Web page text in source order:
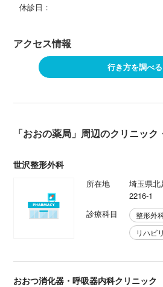
休診日：
アクセス情報
行き方を調べる
「おおの薬局」周辺のクリニック
世沢整形外科
所在地
埼玉県北
2216-1
診療科目
整形外
リハビ
おおつ消化器・呼吸器内科クリニック